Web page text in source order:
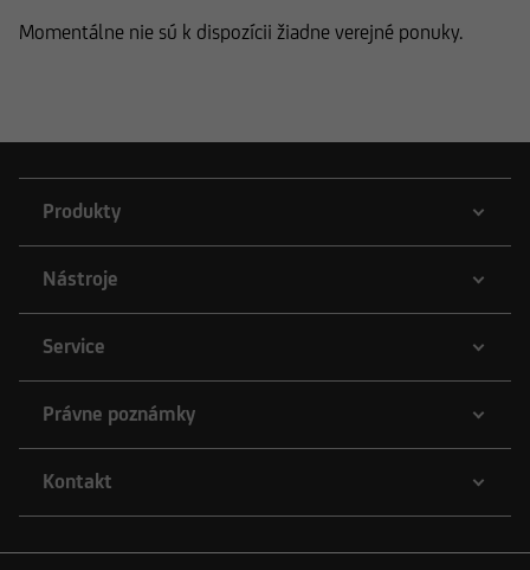
Momentálne nie sú k dispozícii žiadne verejné ponuky.
Produkty
Nástroje
Service
Právne poznámky
Kontakt